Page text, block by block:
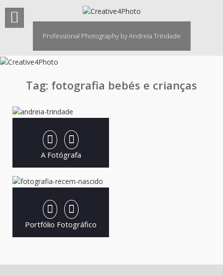
content
Professional Photography by Andreia Trindade
Tag: fotografia bebés e crianças
A Fotógrafa
Portfólio Fotográfico